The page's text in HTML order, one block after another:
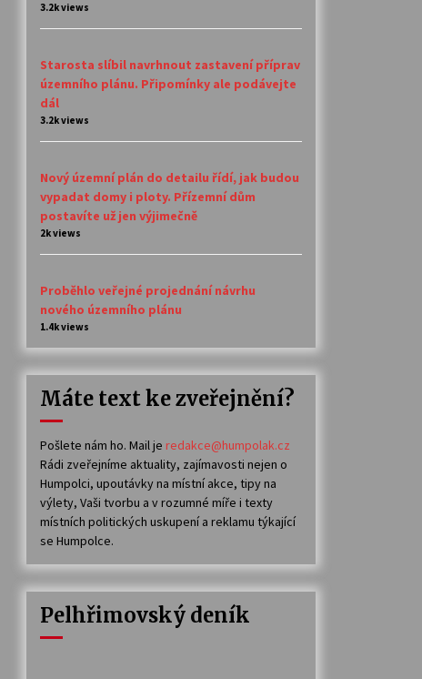
3.2k views
Starosta slíbil navrhnout zastavení příprav
územního plánu. Připomínky ale podávejte
dál
3.2k views
Nový územní plán do detailu řídí, jak budou
vypadat domy i ploty. Přízemní dům
postavíte už jen výjimečně
2k views
Proběhlo veřejné projednání návrhu
nového územního plánu
1.4k views
Máte text ke zveřejnění?
Pošlete nám ho. Mail je redakce@humpolak.cz
Rádi zveřejníme aktuality, zajímavosti nejen o
Humpolci, upoutávky na místní akce, tipy na
výlety, Vaši tvorbu a v rozumné míře i texty
místních politických uskupení a reklamu týkající
se Humpolce.
Pelhřimovský deník